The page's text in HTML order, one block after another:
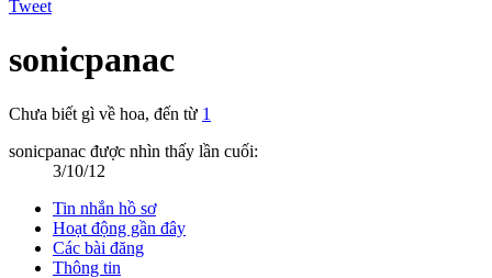
Tweet
sonicpanac
Chưa biết gì về hoa, đến từ 1
sonicpanac được nhìn thấy lần cuối:
3/10/12
Tin nhắn hồ sơ
Hoạt động gần đây
Các bài đăng
Thông tin